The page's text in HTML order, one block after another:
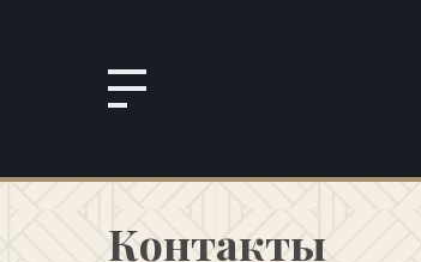
ПРОЕКТ
КОМФОРТ
ИНФРАСТРУКТУРА
Контакты